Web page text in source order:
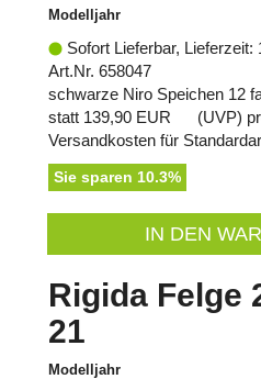
Modelljahr
Sofort Lieferbar, Lieferzeit:
Art.Nr. 658047
schwarze Niro Speichen 12
statt 139,90 EUR (UVP)
Versandkosten für
Sie sparen 10.3%
IN DEN
Rigida Felge
21
Modelljahr